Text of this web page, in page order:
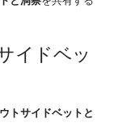
イドベッ
トサイドベットと